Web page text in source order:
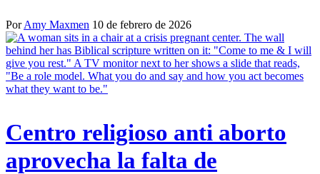
PorAmy Maxmen 10 de febrero de 2026
Centro religioso anti aborto
aprovecha la falta de